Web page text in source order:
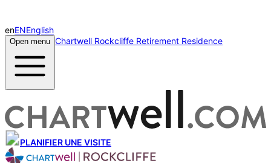
enENEnglish
Open menu Chartwell Rockcliffe Retirement Residence
PLANIFIER UNE VISITE